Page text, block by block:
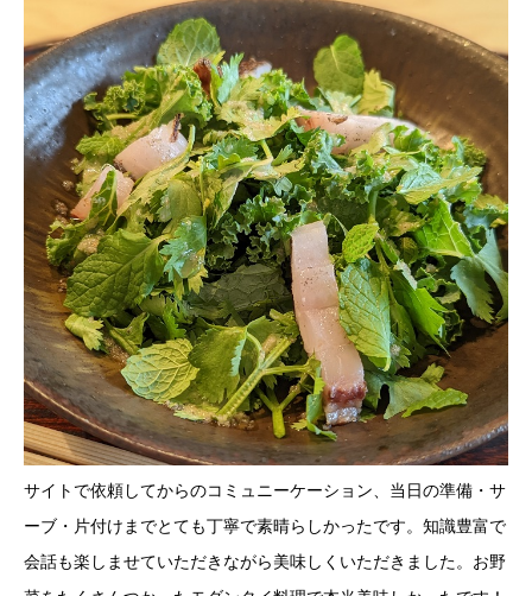
サイトで依頼してからのコミュニーケーション、当日の準備・サ
ーブ・片付けまでとても丁寧で素晴らしかったです。知識豊富で
会話も楽しませていただきながら美味しくいただきました。お野